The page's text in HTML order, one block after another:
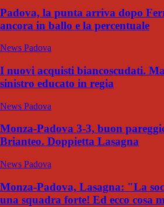
Padova, la punta arriva dopo
ancora in ballo e la percentuale
News Padova
I nuovi acquisti biancoscudati.
sinistro educato in regia
News Padova
Monza-Padova 3-3, buon
Brianteo. Doppietta Lasagna
News Padova
Monza-Padova, Lasagna: "La
una squadra forte! Ed ecco cosa